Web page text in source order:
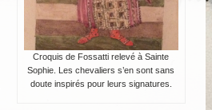
Croquis de Fossatti relevé à Sainte
Sophie. Les chevaliers s’en sont sans
doute inspirés pour leurs signatures.